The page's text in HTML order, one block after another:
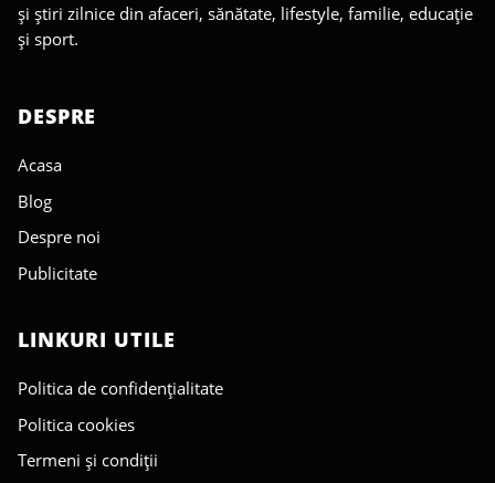
și știri zilnice din afaceri, sănătate, lifestyle, familie, educație
și sport.
DESPRE
Acasa
Blog
Despre noi
Publicitate
LINKURI UTILE
Politica de confidențialitate
Politica cookies
Termeni și condiții